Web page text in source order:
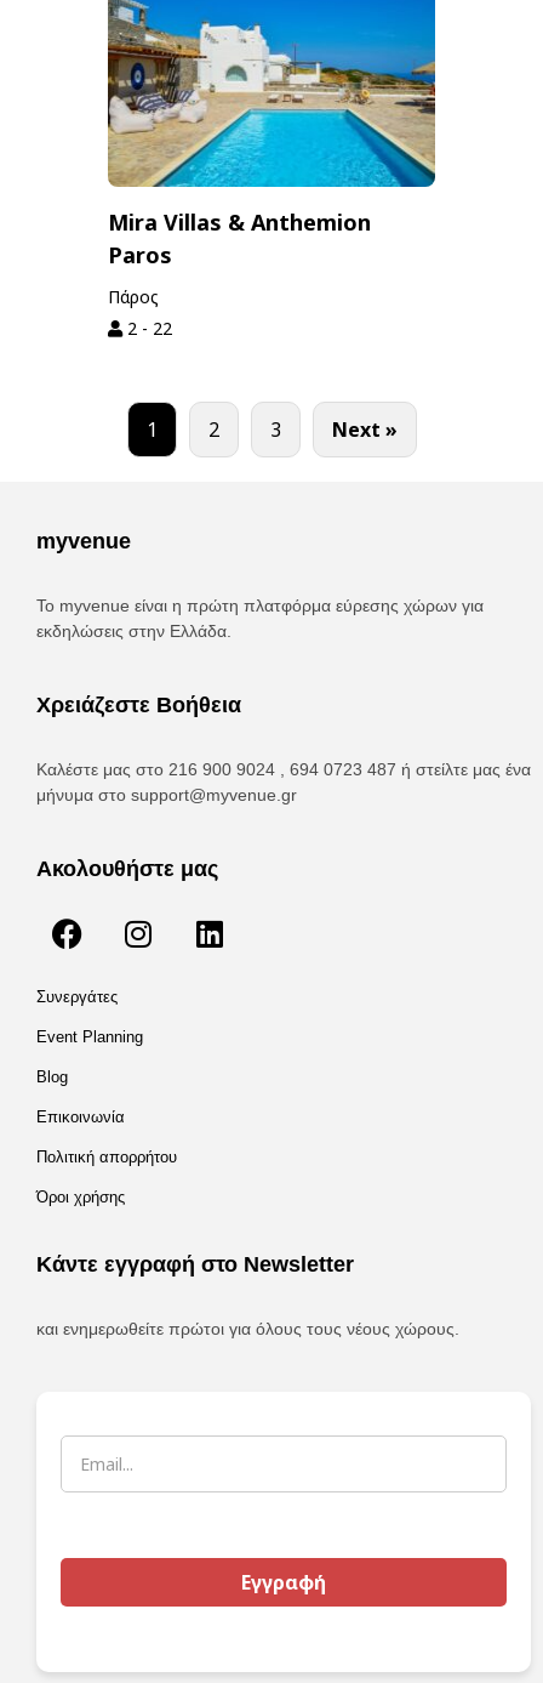
Mira Villas & Anthemion
Paros
Πάρος
2 - 22
1 2 3 Next »
myvenue
Το myvenue είναι η πρώτη πλατφόρμα εύρεσης χώρων για
εκδηλώσεις στην Ελλάδα.
Χρειάζεστε Βοήθεια
Καλέστε μας στο 216 900 9024 , 694 0723 487 ή στείλτε μας ένα
μήνυμα στο support@myvenue.gr
Ακολουθήστε μας
Συνεργάτες
Event Planning
Blog
Επικοινωνία
Πολιτική απορρήτου
Όροι χρήσης
Κάντε εγγραφή στο Newsletter
και ενημερωθείτε πρώτοι για όλους τους νέους χώρους.